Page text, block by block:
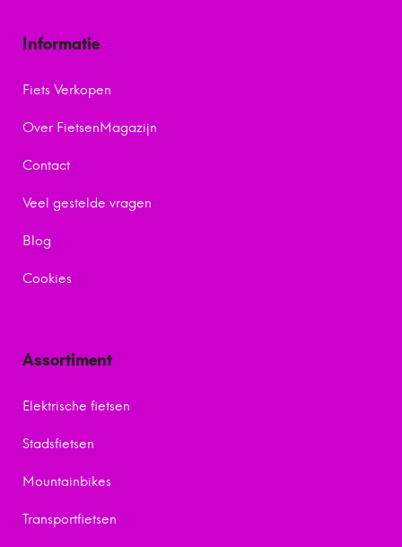
Informatie
Fiets Verkopen
Over FietsenMagazijn
Contact
Veel gestelde vragen
Blog
Cookies
Assortiment
Elektrische fietsen
Stadsfietsen
Mountainbikes
Transportfietsen